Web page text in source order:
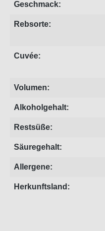
Geschmack:
Rebsorte:
Cuvée:
Volumen:
Alkoholgehalt:
Restsüße:
Säuregehalt:
Allergene:
Herkunftsland: